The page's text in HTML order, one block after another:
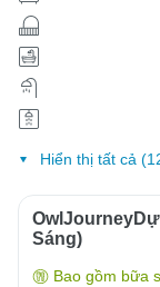
Hiển thị tất cả
Sáng)
Bao gồm bữa